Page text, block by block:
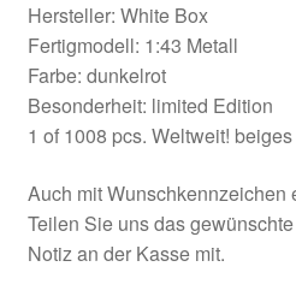
Hersteller: White Box
Fertigmodell: 1:43 Metall
Farbe: dunkelrot
Besonderheit: limited Edition
1 of 1008 pcs. Weltweit!
Auch mit Wunschkennzeichen
Teilen Sie uns das
Notiz an der Kasse mit.